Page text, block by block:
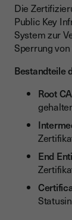
Die
Public Key
System zur
Sperrung
Bestandteile
Root
End